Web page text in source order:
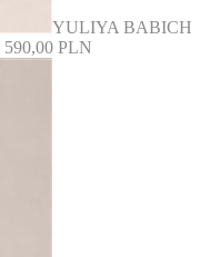
YULIYA BABICH
590,00 PLN